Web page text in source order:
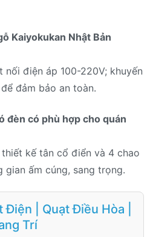
Kaiyokukan Nhật Bản
nối điện áp 100-220V; khuyến
đảm bảo an toàn.
đèn có phù hợp cho quán
kế tân cổ điển và 4 chao
gian ấm cúng, sang trọng.
Điện | Quạt Điều Hòa |
Trí